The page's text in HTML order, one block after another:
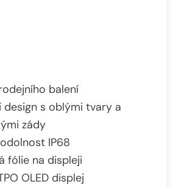
balení
design s oblými tvary a
zády
IP68
fólie na displeji
OLED displej